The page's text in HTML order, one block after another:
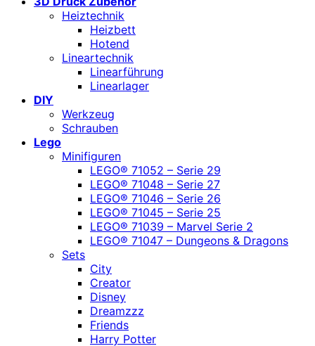
Heiztechnik
Heizbett
Hotend
Lineartechnik
Linearführung
Linearlager
DIY
Werkzeug
Schrauben
Lego
Minifiguren
LEGO® 71052 – Serie 29
LEGO® 71048 – Serie 27
LEGO® 71046 – Serie 26
LEGO® 71045 – Serie 25
LEGO® 71039 – Marvel Serie 2
LEGO® 71047 – Dungeons & Dragons
Sets
City
Creator
Disney
Dreamzzz
Friends
Harry Potter